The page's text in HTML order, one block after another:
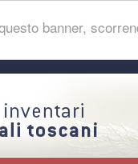
banner,